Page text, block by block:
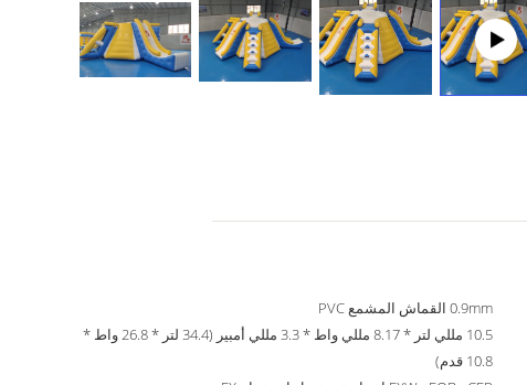
0.9mm القماش المشمع PVC
10.5 مللي لتر * 8.17 مللي واط * 3.3 مللي أمبير (34.4 لتر * 26.8 واط *
10.8 قدم)